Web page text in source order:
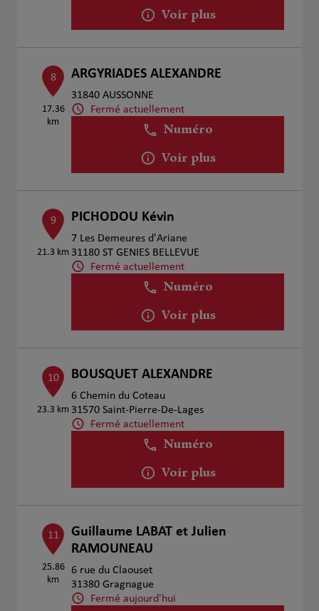
Voir plus
8
17.36
km
ARGYRIADES ALEXANDRE
31840 AUSSONNE
Fermé actuellement
Numéro
Voir plus
9
21.3 km
PICHODOU Kévin
7 Les Demeures d'Ariane
31180 ST GENIES BELLEVUE
Fermé actuellement
Numéro
Voir plus
10
23.3 km
BOUSQUET ALEXANDRE
6 Chemin du Coteau
31570 Saint-Pierre-De-Lages
Fermé actuellement
Numéro
Voir plus
11
25.86
km
Guillaume LABAT et Julien
RAMOUNEAU
6 rue du Claouset
31380 Gragnague
Fermé aujourd'hui